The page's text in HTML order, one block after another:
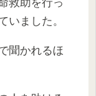
救助を行っ
いました。
聞かれるほ